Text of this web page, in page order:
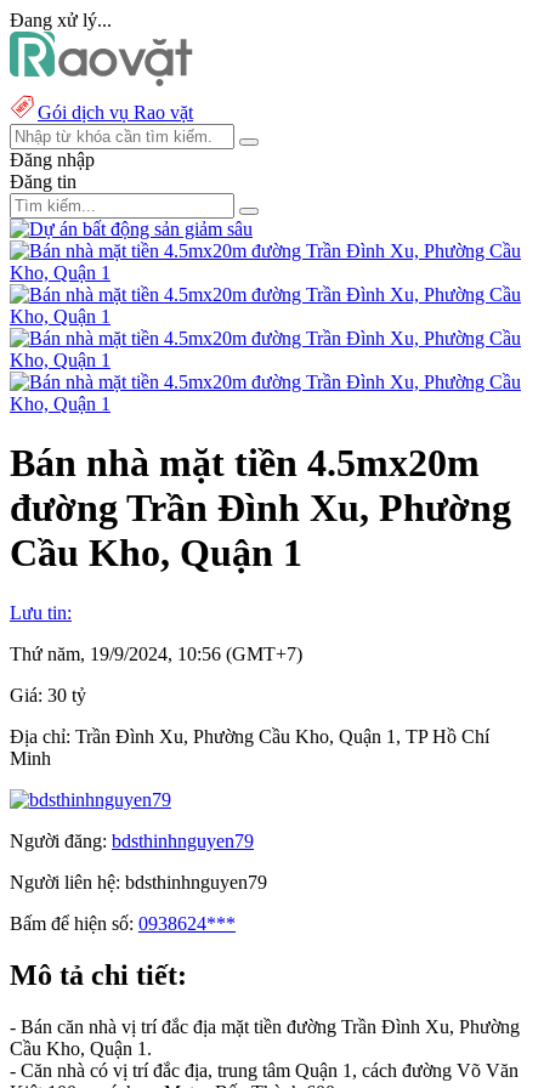
Đang xử lý...
Gói dịch vụ Rao vặt
Đăng nhập
Đăng tin
Bán nhà mặt tiền 4.5mx20m
đường Trần Đình Xu, Phường
Cầu Kho, Quận 1
Lưu tin:
Thứ năm, 19/9/2024, 10:56 (GMT+7)
Giá: 30 tỷ
Địa chỉ: Trần Đình Xu, Phường Cầu Kho, Quận 1, TP Hồ Chí
Minh
Người đăng: bdsthinhnguyen79
Người liên hệ: bdsthinhnguyen79
Bấm để hiện số: 0938624***
Mô tả chi tiết:
- Bán căn nhà vị trí đắc địa mặt tiền đường Trần Đình Xu, Phường
Cầu Kho, Quận 1.
- Căn nhà có vị trí đắc địa, trung tâm Quận 1, cách đường Võ Văn